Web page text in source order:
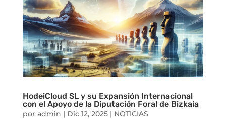
HodeiCloud SL y su Expansión Internacional
con el Apoyo de la Diputación Foral de Bizkaia
por admin | Dic 12, 2025| NOTICIAS